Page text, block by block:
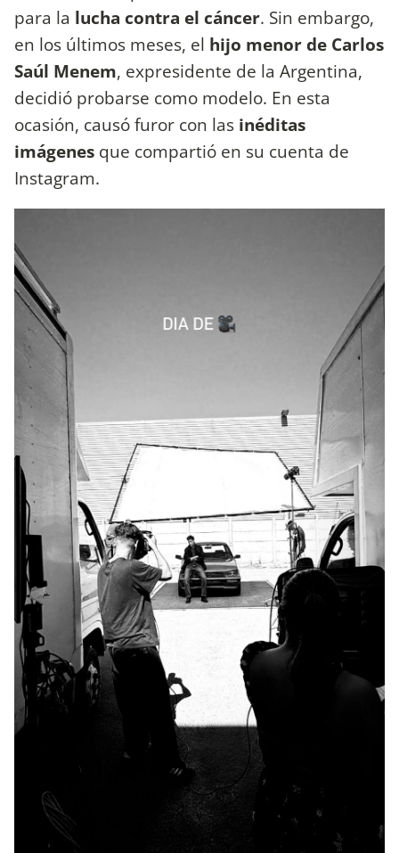
para la lucha contra el cáncer. Sin embargo,
en los últimos meses, el hijo menor de Carlos
Saúl Menem, expresidente de la Argentina,
decidió probarse como modelo. En esta
ocasión, causó furor con las inéditas
imágenes que compartió en su cuenta de
Instagram.